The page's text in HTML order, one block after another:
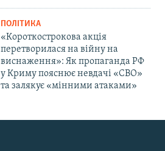
ПОЛІТИКА
«Короткострокова акція
перетворилася на війну на
виснаження»: Як пропаганда РФ
у Криму пояснює невдачі «СВО»
та залякує «мінними атаками»